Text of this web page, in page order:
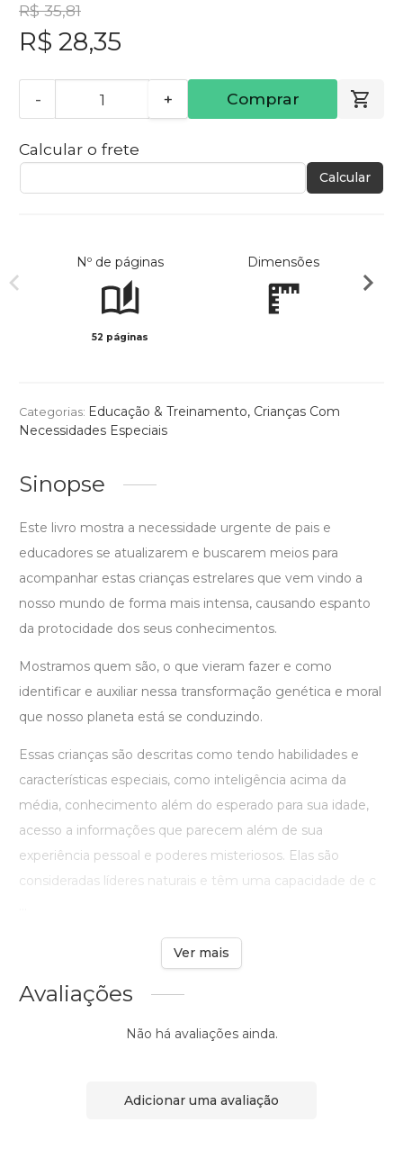
R$ 35,81
R$ 28,35
- + Comprar
Calcular o frete
Calcular
Nº de páginas
52 páginas
Dimensões
Categorias: Educação & Treinamento, Crianças Com
Necessidades Especiais
Sinopse
Este livro mostra a necessidade urgente de pais e
educadores se atualizarem e buscarem meios para
acompanhar estas crianças estrelares que vem vindo a
nosso mundo de forma mais intensa, causando espanto
da protocidade dos seus conhecimentos.
Mostramos quem são, o que vieram fazer e como
identificar e auxiliar nessa transformação genética e moral
que nosso planeta está se conduzindo.
Essas crianças são descritas como tendo habilidades e
características especiais, como inteligência acima da
média, conhecimento além do esperado para sua idade,
acesso a informações que parecem além de sua
experiência pessoal e poderes misteriosos. Elas são
consideradas líderes naturais e têm uma capacidade de c
Ver mais
Avaliações
Não há avaliações ainda.
Adicionar uma avaliação